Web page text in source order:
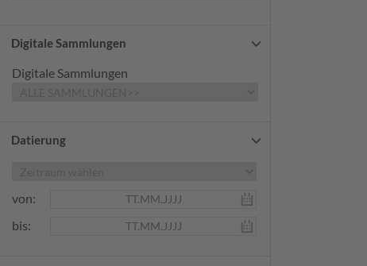
Digitale Sammlungen
Digitale Sammlungen
Datierung
von:
bis: